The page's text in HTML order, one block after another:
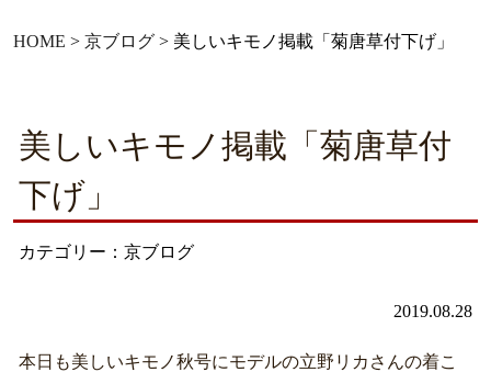
HOME > 京ブログ> 美しいキモノ掲載「菊唐草付下げ」
美しいキモノ掲載「菊唐草付
下げ」
カテゴリー：京ブログ
2019.08.28
本日も美しいキモノ秋号にモデルの立野リカさんの着こ